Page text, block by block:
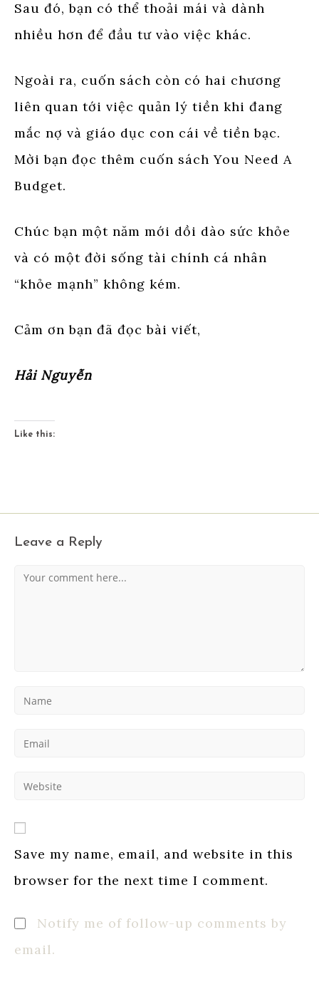
Sau đó, bạn có thể thoải mái và dành
nhiều hơn để đầu tư vào việc khác.
Ngoài ra, cuốn sách còn có hai chương
liên quan tới việc quản lý tiền khi đang
mắc nợ và giáo dục con cái về tiền bạc.
Mời bạn đọc thêm cuốn sách You Need A
Budget.
Chúc bạn một năm mới dồi dào sức khỏe
và có một đời sống tài chính cá nhân
“khỏe mạnh” không kém.
Cảm ơn bạn đã đọc bài viết,
Hải Nguyễn
Like this:
Leave a Reply
Comment
your
comment
your
address
your
URL
(optional)
Save my name, email, and website in this
browser for the next time I comment.
Notify me of follow-up comments by
email.